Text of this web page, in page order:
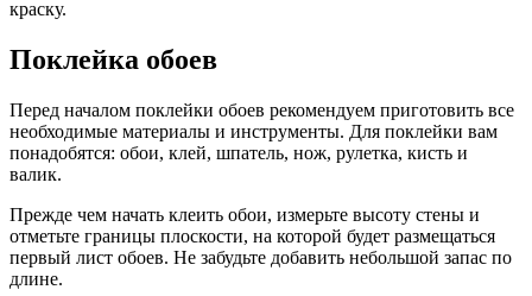
краску.
Поклейка обоев
Перед началом поклейки обоев рекомендуем приготовить все
необходимые материалы и инструменты. Для поклейки вам
понадобятся: обои, клей, шпатель, нож, рулетка, кисть и
валик.
Прежде чем начать клеить обои, измерьте высоту стены и
отметьте границы плоскости, на которой будет размещаться
первый лист обоев. Не забудьте добавить небольшой запас по
длине.